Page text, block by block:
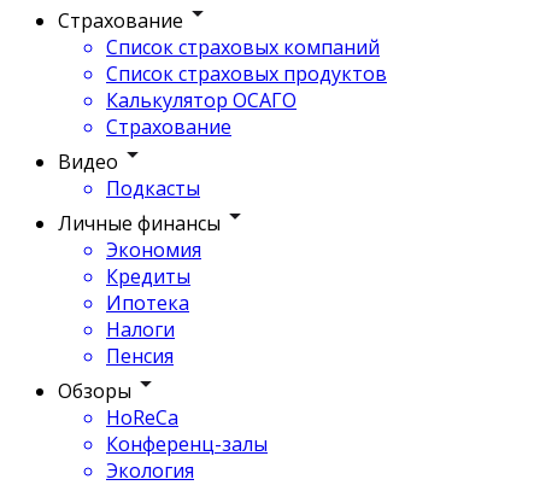
Страхование
Список страховых компаний
Список страховых продуктов
Калькулятор ОСАГО
Страхование
Видео
Подкасты
Личные финансы
Экономия
Кредиты
Ипотека
Налоги
Пенсия
Обзоры
HoReCa
Конференц-залы
Экология